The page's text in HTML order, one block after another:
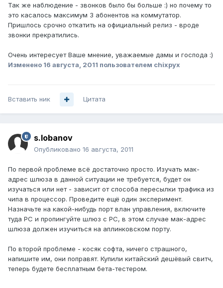
Так же наблюдение - звонков было бы больше :) но почему то
это касалось максимум 3 абонентов на коммутатор.
Пришлось срочно откатить на официальный релиз - вроде
звонки прекратились.
Очень интересует Ваше мнение, уважаемые дамы и господа :)
Изменено 16 августа, 2011 пользователем chixpyx
Вставить ник Цитата
s.lobanov
Опубликовано 16 августа, 2011
По первой проблеме всё достаточно просто. Изучать мак-
адрес шлюза в данной ситуации не требуется, будет он
изучаться или нет - зависит от способа пересылки трафика из
чипа в процессор. Проведите ещё один эксперимент.
Назначьте на какой-нибудь порт влан управления, включите
туда PC и пропингуйте шлюз с PC, в этом случае мак-адрес
шлюза должен изучиться на аплинковском порту.
По второй проблеме - косяк софта, ничего страшного,
напишите им, они поправят. Купили китайский дешёвый свитч,
теперь будете бесплатным бета-тестером.